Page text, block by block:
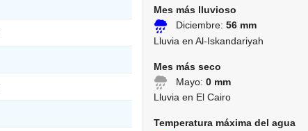
Mes más lluvioso
Diciembre: 56 mm
Lluvia en Al-Iskandariyah
Mes más seco
Mayo: 0 mm
Lluvia en El Cairo
Temperatura máxima del agua